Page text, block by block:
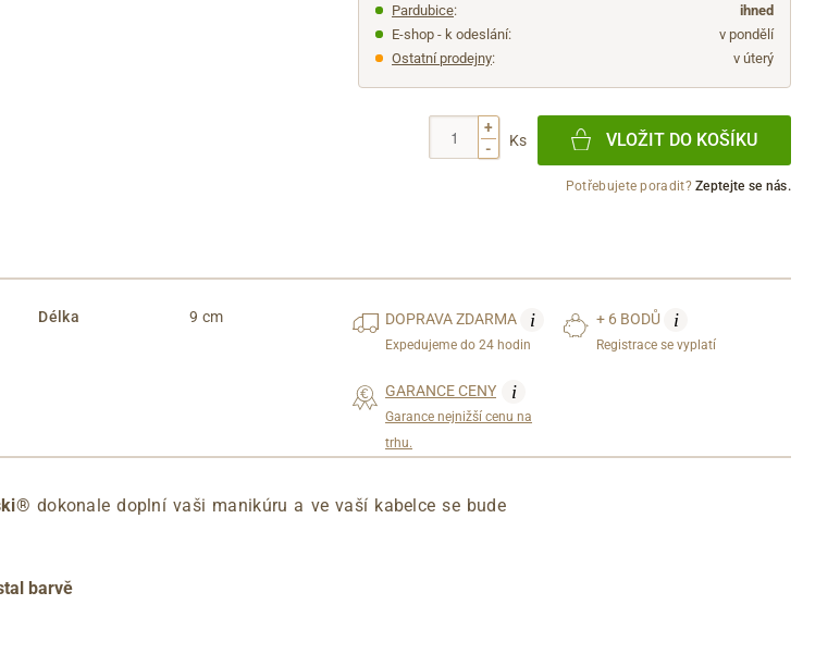
Pardubice:
ihned
E-shop - k odeslání:
v pondělí
Ostatní prodejny: v úterý
+
-
Ks VLOŽIT DO KOŠÍKU
Potřebujete poradit?Zeptejte se nás.
Délka 9 cm DOPRAVAZDARMA i
Expedujeme do 24 hodin
+ 6 BODŮ i
Registrace se vyplatí
GARANCE CENY i
Garance nejnižší cenu na
trhu.
dokonale doplní vaši manikúru a ve vaší kabelce se bude
barvě